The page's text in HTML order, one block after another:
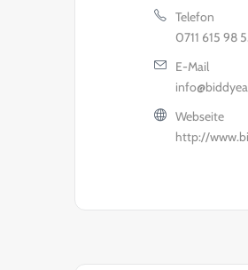
Telefon
0711 615 98
E-Mail
Webseite
http://